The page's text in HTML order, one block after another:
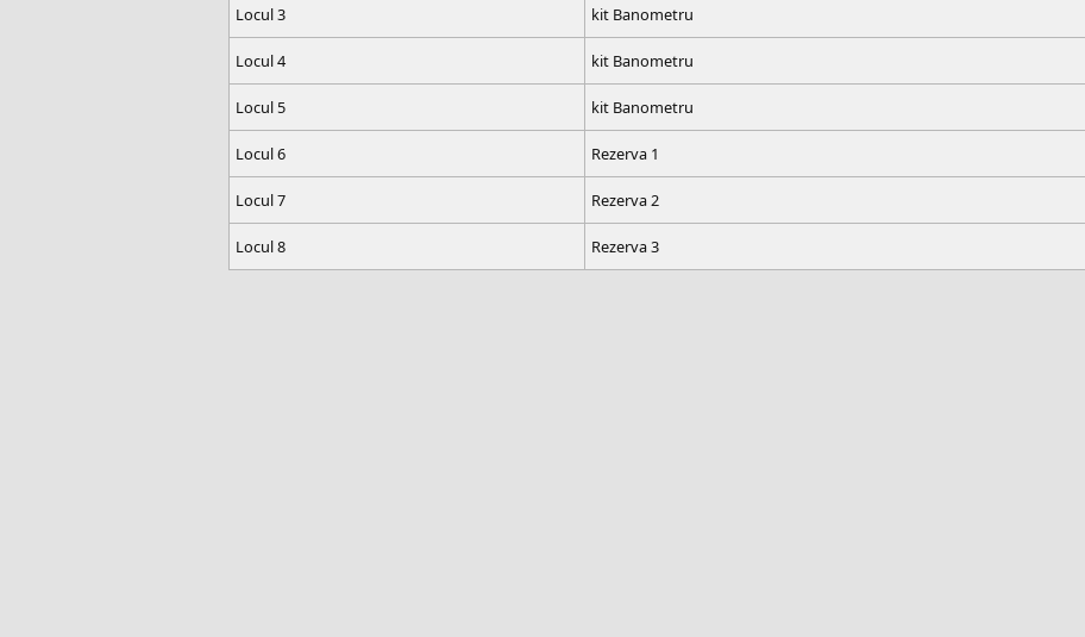
Locul 3 kit Banometru
Locul 4 kit Banometru
Locul 5 kit Banometru
Locul 6 Rezerva 1
Locul 7 Rezerva 2
Locul 8 Rezerva 3